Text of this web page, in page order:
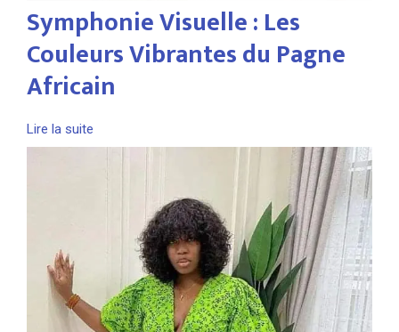
Symphonie Visuelle : Les
Couleurs Vibrantes du Pagne
Africain
Lire la suite